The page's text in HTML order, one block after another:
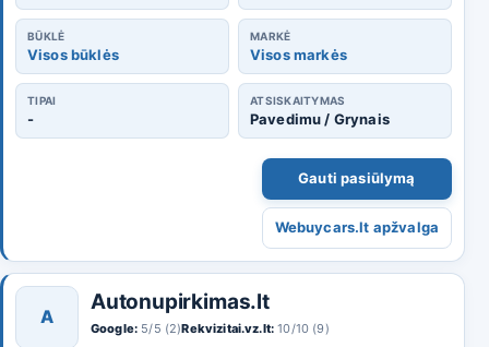
BŪKLĖ
Visos būklės
MARKĖ
Visos markės
TIPAI
-
ATSISKAITYMAS
Pavedimu / Grynais
Gauti pasiūlymą
Webuycars.lt apžvalga
A
Autonupirkimas.lt
Google: 5/5 (2)Rekvizitai.vz.lt: 10/10 (9)